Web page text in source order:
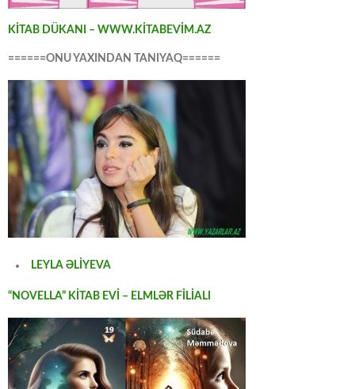
KİTAB DÜKANI – WWW.KİTABEVİM.AZ
======ONU YAXINDAN TANIYAQ======
LEYLA ƏLİYEVA
“NOVELLA” KİTAB EVİ – ELMLƏR FİLİALI